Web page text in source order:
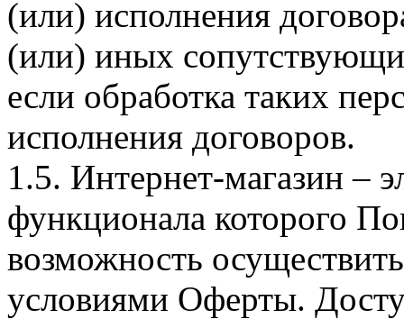
(или) исполнения
(или) иных
если обработка таких
исполнения договоров.
1.5. Интернет-магазин –
функционала которого
возможность
условиями Оферты.